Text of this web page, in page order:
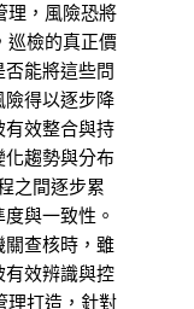
理，風險恐將
巡檢的真正價
能將這些問
得以逐步降
效整合與持
趨勢與分布
之間逐步累
與一致性。
查核時，雖
效辨識與控
理打造，針對